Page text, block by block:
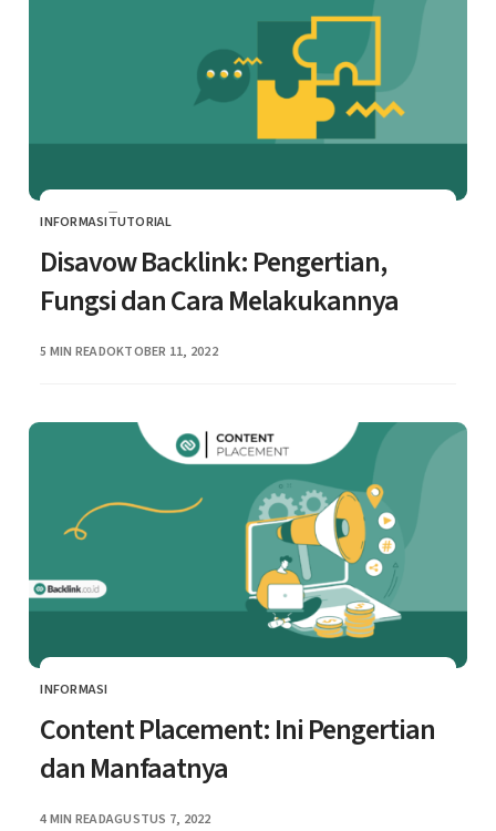
CATEGORY
INFORMASITUTORIAL
Disavow Backlink: Pengertian,
Fungsi dan Cara Melakukannya
5 MIN READPUBLISHED
OKTOBER 11, 2022
CATEGORY
INFORMASI
Content Placement: Ini Pengertian
dan Manfaatnya
4 MIN READPUBLISHED
AGUSTUS 7, 2022